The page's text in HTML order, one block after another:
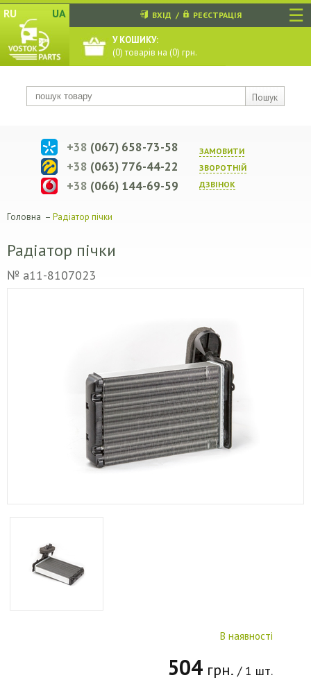
☰
RU UA
Пошук
ВХІД / РЕЄСТРАЦІЯ
У КОШИКУ:
(0) товарів на (0) грн.
ЗАМОВИТИ
ЗВОРОТНIЙ
ДЗВIНОК
+38 (067) 658-73-58
+38 (063) 776-44-22
+38 (066) 144-69-59
Головна – Радіатор пічки
Радіатор пічки
№ a11-8107023
В наявності
504 грн. / 1 шт.